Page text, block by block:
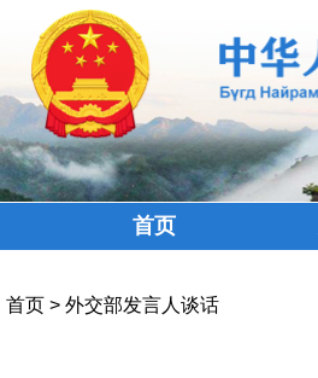
首页
首页 > 外交部发言人谈话